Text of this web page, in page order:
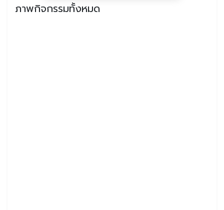
ภาพกิจกรรมทั้งหมด